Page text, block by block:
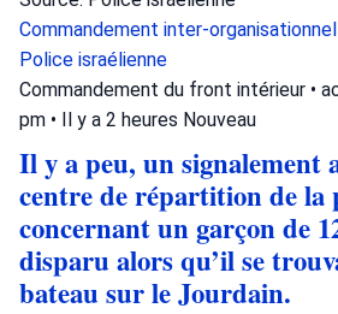
Commandement inter-organisationnel
Police israélienne
Commandement du front intérieur •
pm • Il y a 2 heures Nouveau
Il y a peu, un signalement
centre de répartition de la
concernant un garçon de
disparu alors qu’il se
bateau sur le Jourdain.